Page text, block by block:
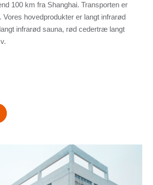
100 km fra Shanghai. Transporten er
Vores hovedprodukter er langt infrarød
infrarød sauna, rød cedertræ langt